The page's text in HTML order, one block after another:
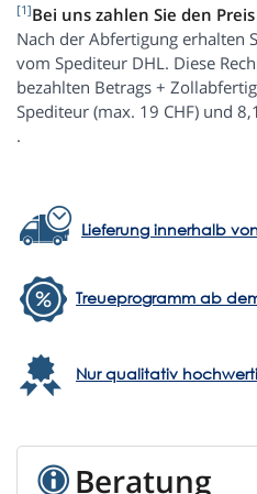
[1]Bei uns zahlen Sie den
Nach der Abfertigung erhalten
vom Spediteur DHL. Diese
bezahlten Betrags +
Spediteur (max. 19 CHF) und
.
Lieferung innerhalb
Treueprogramm ab
Nur qualitativ
Beratung